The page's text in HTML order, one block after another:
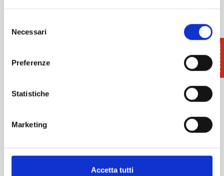
delNecessari
Preferenze
Statistiche
Marketing
Accetta tutti
Want updates on what to do and see in the Terre di Pisa?
Sign up for our Newsletter!
Promotion and Development Service
turismo@tno.camcom.it